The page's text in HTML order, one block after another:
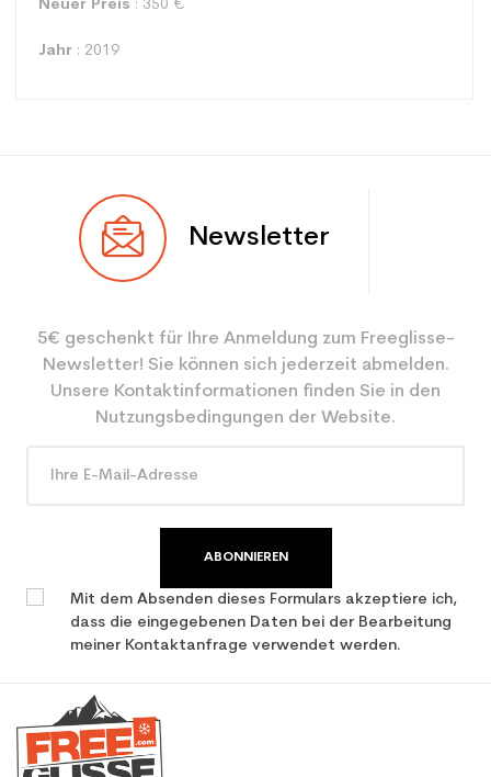
Neuer Preis : 350 €
Jahr : 2019
Benutzer Gemischt
Farbe Grau
CO2-Einsparungen für
den Planeten (in kg)
3.9
Newsletter
5€ geschenkt für Ihre Anmeldung zum Freeglisse-
Newsletter! Sie können sich jederzeit abmelden.
Unsere Kontaktinformationen finden Sie in den
Nutzungsbedingungen der Website.
ABONNIEREN
Mit dem Absenden dieses Formulars akzeptiere ich,
dass die eingegebenen Daten bei der Bearbeitung
meiner Kontaktanfrage verwendet werden.